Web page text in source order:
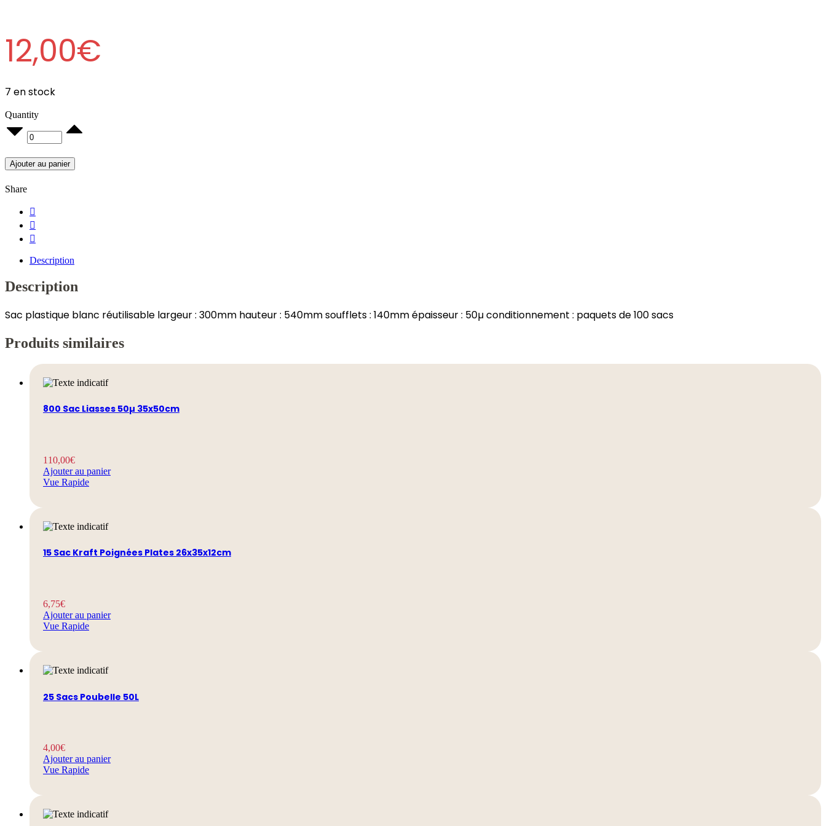
12,00€
7 en stock
Quantity
100
Sacs
Bretelle
50µ
26x45cm
Ajouter au panier
Share
Description
Description
Sac plastique blanc réutilisable largeur : 300mm hauteur : 540mm soufflets : 140mm épaisseur : 50µ conditionnement : paquets de 100 sacs
Produits similaires
800 Sac Liasses 50µ 35x50cm
110,00€
Ajouter au panier
Vue Rapide
15 Sac Kraft Poignées Plates 26x35x12cm
6,75€
Ajouter au panier
Vue Rapide
25 Sacs Poubelle 50L
4,00€
Ajouter au panier
Vue Rapide